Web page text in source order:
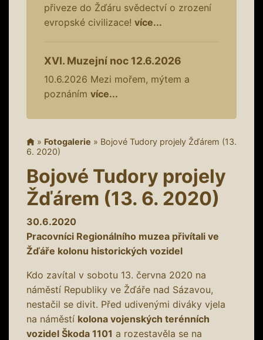
přiveze do Žďáru svědectví o zrození
evropské civilizace! více...
XVI. Muzejní noc 12.6.2026
10.6.2026 Mezi mořem, mýtem a
poznáním více...
» Fotogalerie » Bojové Tudory projely Žďárem (13.
6. 2020)
Bojové Tudory projely
Žďárem (13. 6. 2020)
30.6.2020
Pracovníci Regionálního muzea přivítali ve
Žďáře kolonu historických vozidel
Kdo zavítal v sobotu 13. června 2020 na
náměstí Republiky ve Žďáře nad Sázavou,
nestačil se divit. Před udivenými diváky vjela
na náměstí kolona vojenských terénních
vozidel Škoda 1101 a rozestavěla se na